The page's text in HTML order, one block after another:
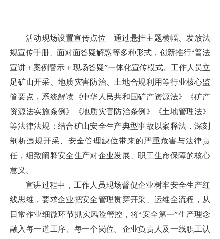
活动现场设置宣传点位，通过悬挂主题横幅、发放法
规宣传手册、面对面答疑解惑等多种形式，创新推行“普法
宣讲＋案例警示＋现场答疑”一体化宣传模式。工作人员立
足矿山开采、地质灾害防治、土地合规利用等行业核心监
管要点，系统解读《中华人民共和国矿产资源法》《矿产
资源法实施条例》《地质灾害防治条例》《土地管理法》
等法律法规；结合矿山安全生产典型事故以案释法，深刻
剖析违规开采、安全管理缺位带来的严重危害与法律责
任，细致阐释安全生产对企业发展、职工生命保障的核心
意义。
宣讲过程中，工作人员现场督促企业树牢安全生产红
线思维，要求企业把安全管理贯穿开采、运维全流程，从
日常作业细微环节抓实风险管控，将“安全第一”生产理念
融入每一道工序、每一个岗位。企业负责人及一线职工认